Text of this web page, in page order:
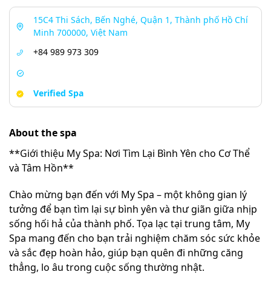
15C4 Thi Sách, Bến Nghé, Quận 1, Thành phố Hồ Chí
Minh 700000, Việt Nam
+84 989 973 309
Verified Spa
About the spa
**Giới thiệu My Spa: Nơi Tìm Lại Bình Yên cho Cơ Thể
và Tâm Hồn**
Chào mừng bạn đến với My Spa – một không gian lý
tưởng để bạn tìm lại sự bình yên và thư giãn giữa nhịp
sống hối hả của thành phố. Tọa lạc tại trung tâm, My
Spa mang đến cho bạn trải nghiệm chăm sóc sức khỏe
và sắc đẹp hoàn hảo, giúp bạn quên đi những căng
thẳng, lo âu trong cuộc sống thường nhật.